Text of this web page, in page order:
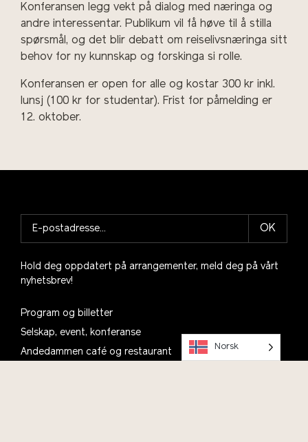
Konferansen legg vekt på dialog med næringa og
andre interessentar. Publikum vil få høve til å stilla
spørsmål, og det blir debatt om reiselivsnæringa sitt
behov for ny kunnskap og forskinga si rolle.
Konferansen er open for alle og kostar 300 kr inkl.
lunsj (100 kr for studentar). Frist for påmelding er
12. oktober.
OK
Hold deg oppdatert på arrangementer, meld deg på vårt
nyhetsbrev!
Program og billetter
Selskap, event, konferanse
Andedammen café og restaurant
Norsk